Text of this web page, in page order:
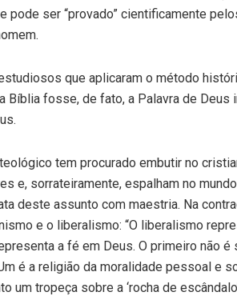
pode ser “provado” cientificamente
que aplicaram o método
Bíblia fosse, de fato, a Palavra de
tem procurado embutir no
e, sorrateiramente, espalham no
deste assunto com maestria. Na
e o liberalismo: “O liberalismo
a fé em Deus. O primeiro não
é a religião da moralidade pessoal e
um tropeça sobre a ‘rocha de